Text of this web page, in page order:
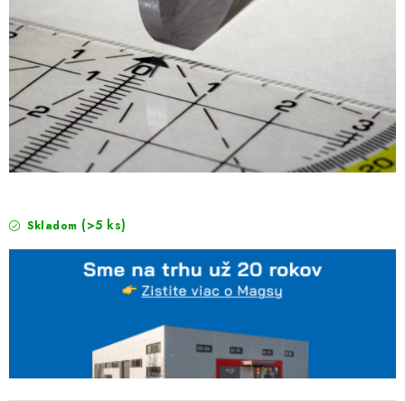
Skladom (>5 ks)